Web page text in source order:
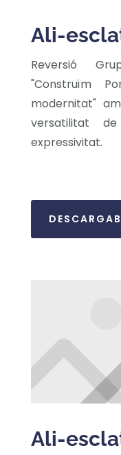
Ali-
Reversió
"Construïm
modernitat"
versatilitat
expressivitat.
Ali-